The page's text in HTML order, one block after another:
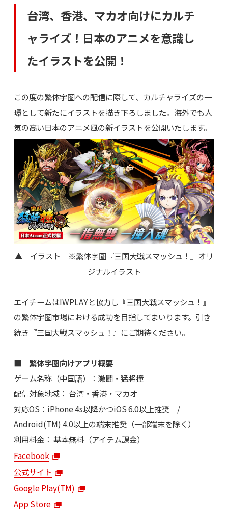
台湾、香港、マカオ向けにカルチ
ャライズ！日本のアニメを意識し
たイラストを公開！
この度の繁体字圏への配信に際して、カルチャライズの一
環として新たにイラストを描き下ろしました。海外でも人
気の高い日本のアニメ風の新イラストを公開いたします。
▲ イラスト ※繁体字圏『三国大戦スマッシュ！』オリ
ジナルイラスト
エイチームはIWPLAYと協力し『三国大戦スマッシュ！』
の繁体字圏市場における成功を目指してまいります。引き
続き『三国大戦スマッシュ！』にご期待ください。
■ 繁体字圏向けアプリ概要
ゲーム名称（中国語）：激鬪‧猛將撞
配信対象地域： 台湾・香港・マカオ
対応OS：iPhone 4s以降かつiOS 6.0以上推奨 /
Android(TM) 4.0以上の端末推奨（一部端末を除く）
利用料金： 基本無料（アイテム課金）
Facebook
公式サイト
Google Play(TM)
App Store